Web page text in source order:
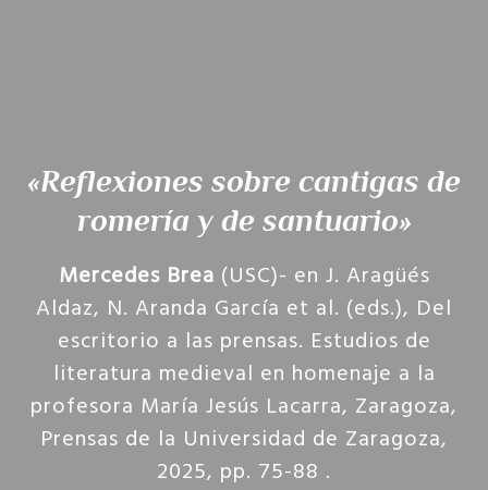
«Reflexiones sobre cantigas de
romería y de santuario»
Mercedes Brea (USC)- en J. Aragüés
Aldaz, N. Aranda García et al. (eds.), Del
escritorio a las prensas. Estudios de
literatura medieval en homenaje a la
profesora María Jesús Lacarra, Zaragoza,
Prensas de la Universidad de Zaragoza,
2025, pp. 75-88 .